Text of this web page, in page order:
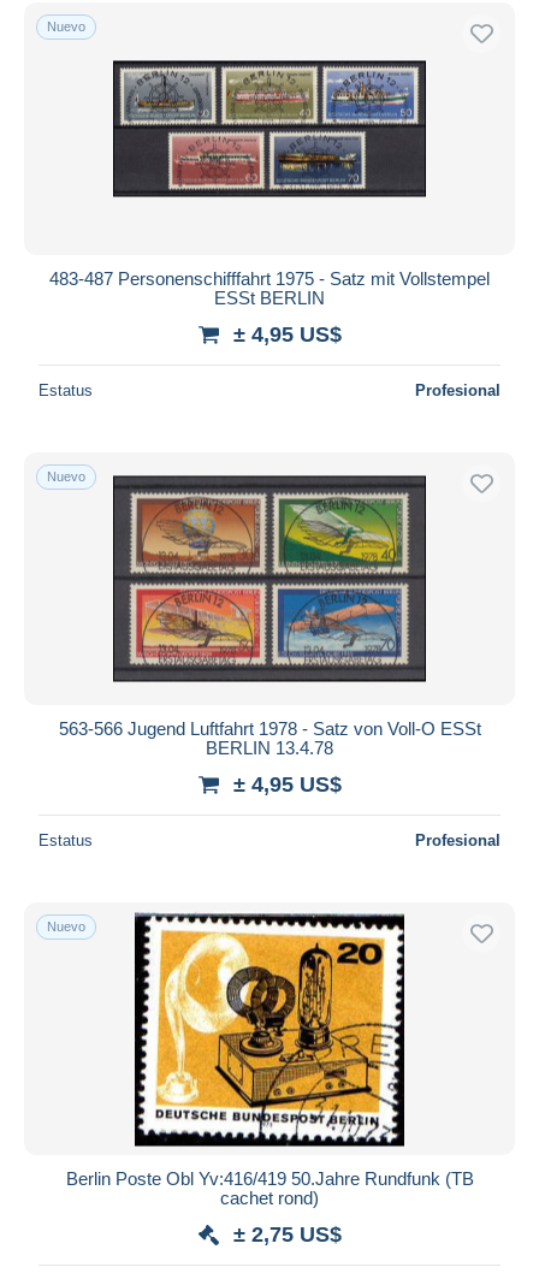
Nuevo
483-487 Personenschifffahrt 1975 - Satz mit Vollstempel
ESSt BERLIN
± 4,95 US$
Estatus Profesional
Nuevo
563-566 Jugend Luftfahrt 1978 - Satz von Voll-O ESSt
BERLIN 13.4.78
± 4,95 US$
Estatus Profesional
Nuevo
Berlin Poste Obl Yv:416/419 50.Jahre Rundfunk (TB
cachet rond)
± 2,75 US$